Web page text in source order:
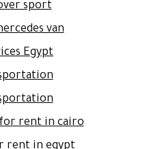
sport
van
Egypt
rent in cairo
rent in egypt